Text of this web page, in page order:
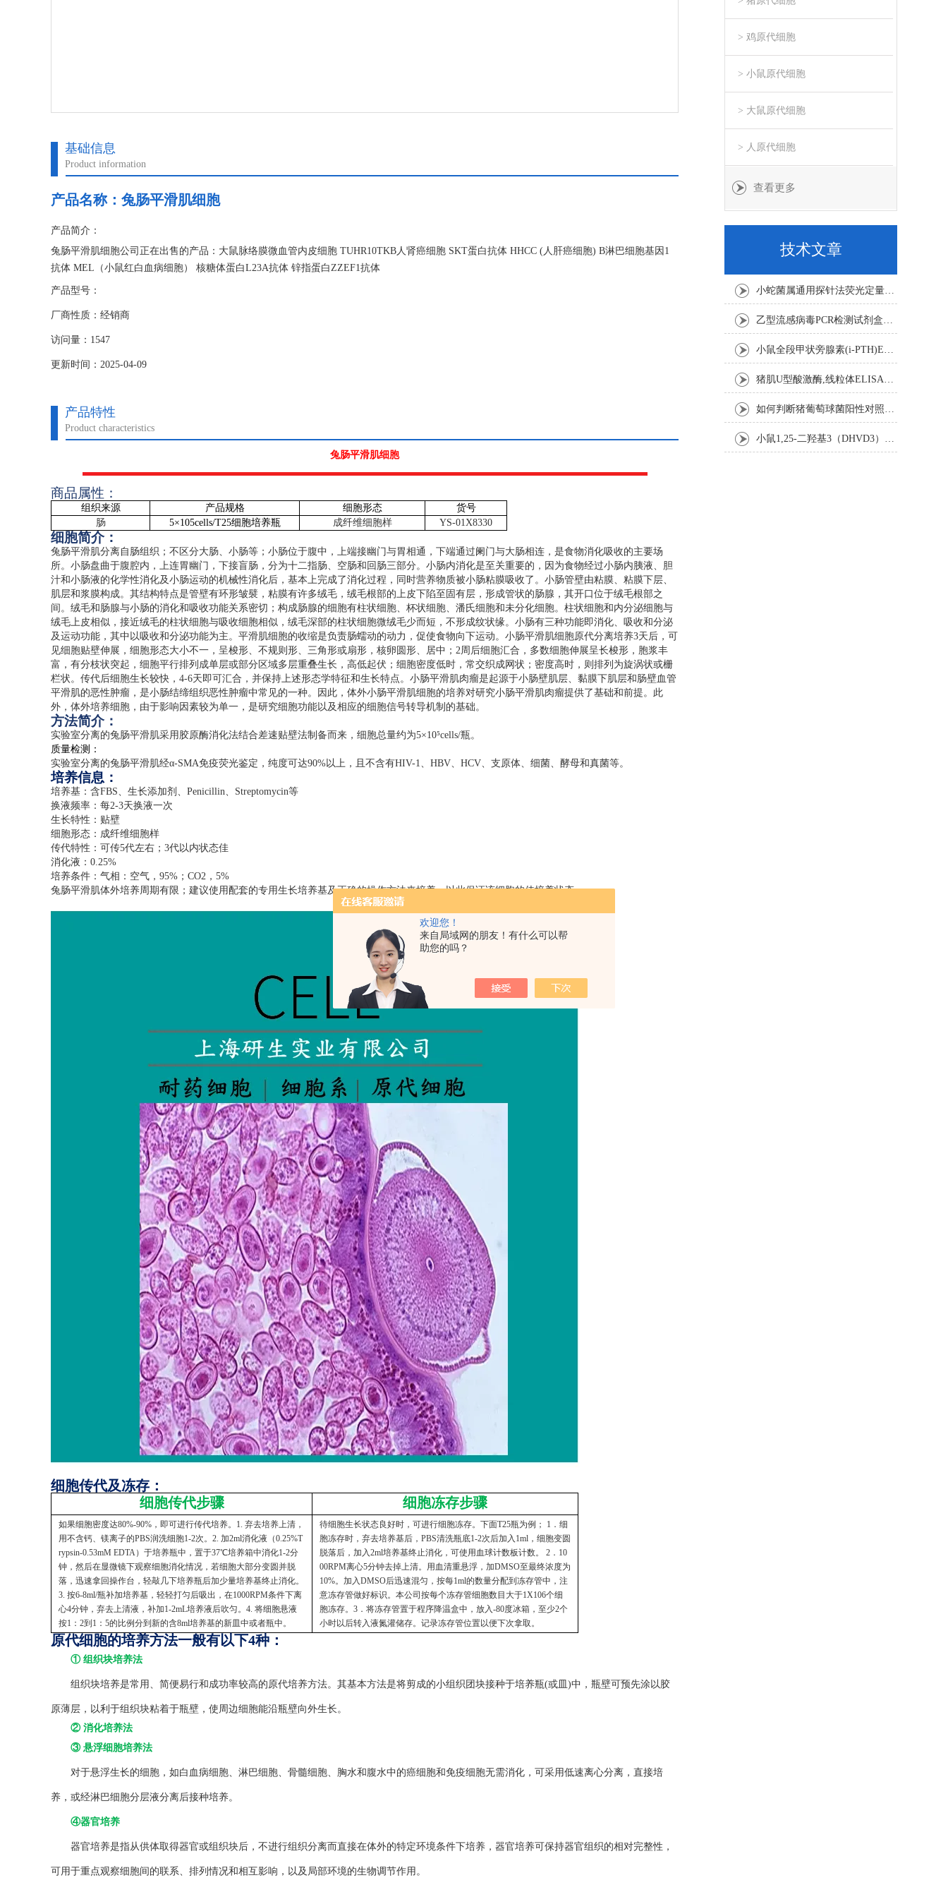
欢迎您！
来自局域网的朋友！有什么可以帮
助您的吗？
基础信息
Product information
产品名称： 兔肠平滑肌细胞
产品简介：
兔肠平滑肌细胞公司正在出售的产品：大鼠脉络膜微血管内皮细胞 TUHR10TKB人肾癌细胞 SKT蛋白抗体 HHCC (人肝癌细胞) B淋巴细胞基因1
抗体 MEL（小鼠红白血病细胞） 核糖体蛋白L23A抗体 锌指蛋白ZZEF1抗体
产品型号：
厂商性质：经销商
访问量：1547
更新时间：2025-04-09
产品特性
Product characteristics
兔肠平滑肌细胞
商品属性：
组织来源 产品规格 细胞形态
货号
肠
5×105cells/T25细胞培养瓶 成纤维细胞样 YS-01X8330
细胞简介：
兔肠平滑肌分离自肠组织；不区分大肠、小肠等；小肠位于腹中，上端接幽门与胃相通，下端通过阑门与大肠相连，是食物消化吸收的主要场
所。小肠盘曲于腹腔内，上连胃幽门，下接盲肠，分为十二指肠、空肠和回肠三部分。小肠内消化是至关重要的，因为食物经过小肠内胰液、胆
汁和小肠液的化学性消化及小肠运动的机械性消化后，基本上完成了消化过程，同时营养物质被小肠粘膜吸收了。小肠管壁由粘膜、粘膜下层、
肌层和浆膜构成。其结构特点是管壁有环形皱襞，粘膜有许多绒毛，绒毛根部的上皮下陷至固有层，形成管状的肠腺，其开口位于绒毛根部之
间。绒毛和肠腺与小肠的消化和吸收功能关系密切；构成肠腺的细胞有柱状细胞、杯状细胞、潘氏细胞和未分化细胞。柱状细胞和内分泌细胞与
绒毛上皮相似，接近绒毛的柱状细胞与吸收细胞相似，绒毛深部的柱状细胞微绒毛少而短，不形成纹状缘。小肠有三种功能即消化、吸收和分泌
及运动功能，其中以吸收和分泌功能为主。平滑肌细胞的收缩是负责肠蠕动的动力，促使食物向下运动。小肠平滑肌细胞原代分离培养3天后，可
见细胞贴壁伸展，细胞形态大小不一，呈梭形、不规则形、三角形或扇形，核卵圆形、居中； 2周后细胞汇合，多数细胞伸展呈长梭形，胞浆丰
富，有分枝状突起，细胞平行排列成单层或部分区域多层重叠生长，高低起伏；细胞密度低时，常交织成网状；密度高时，则排列为旋涡状或栅
栏状。传代后细胞生长较快， 4-6天即可汇合，并保持上述形态学特征和生长特点。小肠平滑肌肉瘤是起源于小肠壁肌层、黏膜下肌层和肠壁血管
平滑肌的恶性肿瘤，是小肠结缔组织恶性肿瘤中常见的一种。因此，体外小肠平滑肌细胞的培养对研究小肠平滑肌肉瘤提供了基础和前提。此
外，体外培养细胞，由于影响因素较为单一，是研究细胞功能以及相应的细胞信号转导机制的基础。
方法简介：
实验室分离的兔肠平滑肌采用胶原酶消化法结合差速贴壁法制备而来，细胞总量约为5×10⁵cells/瓶。
质量检测：
实验室分离的兔肠平滑肌经α-SMA免疫荧光鉴定，纯度可达90%以上，且不含有HIV-1、 HBV、 HCV、支原体、细菌、酵母和真菌等。
培养信息：
培养基：含FBS、生长添加剂、 Penicillin、 Streptomycin等
换液频率：每2-3天换液一次
生长特性：贴壁
细胞形态：成纤维细胞样
传代特性：可传5代左右； 3代以内状态佳
消化液： 0.25%
培养条件：气相：空气， 95% ； CO2 ， 5%
兔肠平滑肌体外培养周期有限；建议使用配套的专用生长培养基及正确的操作方法来培养，以此保证该细胞的佳培养状态。
细胞传代及冻存：
细胞传代步骤
细胞冻存步骤
如果细胞密度达80%-90%，即可进行传代培养。1. 弃去培养上清，
用不含钙、镁离子的PBS润洗细胞1-2次。2. 加2ml消化液（0.25%T
rypsin-0.53mM EDTA）于培养瓶中，置于37℃培养箱中消化1-2分
钟，然后在显微镜下观察细胞消化情况，若细胞大部分变圆并脱
落，迅速拿回操作台，轻敲几下培养瓶后加少量培养基终止消化。
3. 按6-8ml/瓶补加培养基，轻轻打匀后吸出，在1000RPM条件下离
心4分钟，弃去上清液，补加1-2mL培养液后吹匀。4. 将细胞悬液
按1：2到1：5的比例分到新的含8ml培养基的新皿中或者瓶中。
待细胞生长状态良好时，可进行细胞冻存。下面T25瓶为例； 1．细
胞冻存时，弃去培养基后，PBS清洗瓶底1-2次后加入1ml，细胞变圆
脱落后，加入2ml培养基终止消化，可使用血球计数板计数。 2．10
00RPM离心5分钟去掉上清。用血清重悬浮，加DMSO至最终浓度为
10%。加入DMSO后迅速混匀，按每1ml的数量分配到冻存管中，注
意冻存管做好标识。本公司按每个冻存管细胞数目大于1X106个细
胞冻存。3．将冻存管置于程序降温盒中，放入-80度冰箱，至少2个
小时以后转入液氮灌储存。记录冻存管位置以便下次拿取。
原代细胞的培养方法一般有以下4种：
① 组织块培养法
组织块培养是常用、简便易行和成功率较高的原代培养方法。其基本方法是将剪成的小组织团块接种于培养瓶(或皿)中，瓶壁可预先涂以胶
原薄层，以利于组织块粘着于瓶壁，使周边细胞能沿瓶壁向外生长。
② 消化培养法
③ 悬浮细胞培养法
对于悬浮生长的细胞，如白血病细胞、淋巴细胞、骨髓细胞、胸水和腹水中的癌细胞和免疫细胞无需消化，可采用低速离心分离，直接培
养，或经淋巴细胞分层液分离后接种培养。
④器官培养
器官培养是指从供体取得器官或组织块后，不进行组织分离而直接在体外的特定环境条件下培养，器官培养可保持器官组织的相对完整性，
可用于重点观察细胞间的联系、排列情况和相互影响，以及局部环境的生物调节作用。
> 鸡原代细胞
> 小鼠原代细胞
> 大鼠原代细胞
> 人原代细胞
查看更多
技术文章
小蛇菌属通用探针法荧光定量PCR试剂盒实验注意事项
乙型流感病毒PCR检测试剂盒反应五要素
小鼠全段甲状旁腺素(i-PTH)ELISA试剂盒操作步骤
猪肌U型酸激酶,线粒体ELISA试剂盒注意事项
如何判断猪葡萄球菌阳性对照是否失效
小鼠1,25-二羟基3（DHVD3）elisa试剂盒操作步骤